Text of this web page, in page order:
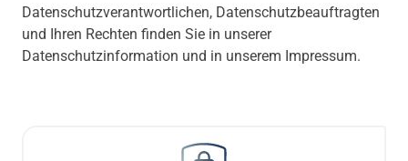
Datenschutzverantwortlichen, Datenschutzbeauftragten
und Ihren Rechten finden Sie in unserer
Datenschutzinformation und in unserem Impressum.